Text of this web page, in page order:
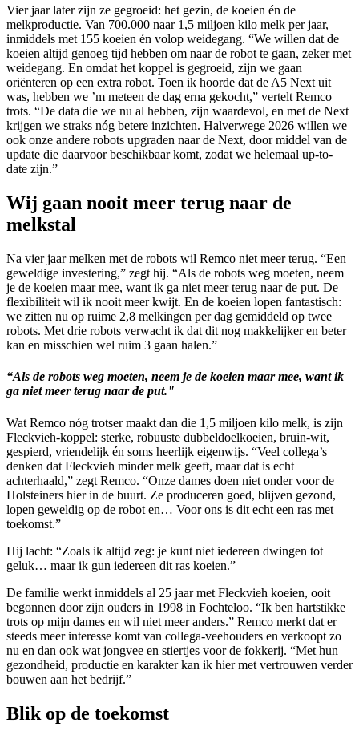
Vier jaar later zijn ze gegroeid: het gezin, de koeien én de
melkproductie. Van 700.000 naar 1,5 miljoen kilo melk per jaar,
inmiddels met 155 koeien én volop weidegang. “We willen dat de
koeien altijd genoeg tijd hebben om naar de robot te gaan, zeker met
weidegang. En omdat het koppel is gegroeid, zijn we gaan
oriënteren op een extra robot. Toen ik hoorde dat de A5 Next uit
was, hebben we ’m meteen de dag erna gekocht,” vertelt Remco
trots. “De data die we nu al hebben, zijn waardevol, en met de Next
krijgen we straks nóg betere inzichten. Halverwege 2026 willen we
ook onze andere robots upgraden naar de Next, door middel van de
update die daarvoor beschikbaar komt, zodat we helemaal up-to-
date zijn.”
Wij gaan nooit meer terug naar de
melkstal
Na vier jaar melken met de robots wil Remco niet meer terug. “Een
geweldige investering,” zegt hij. “Als de robots weg moeten, neem
je de koeien maar mee, want ik ga niet meer terug naar de put. De
flexibiliteit wil ik nooit meer kwijt. En de koeien lopen fantastisch:
we zitten nu op ruime 2,8 melkingen per dag gemiddeld op twee
robots. Met drie robots verwacht ik dat dit nog makkelijker en beter
kan en misschien wel ruim 3 gaan halen.”
“Als de robots weg moeten, neem je de koeien maar mee, want ik
ga niet meer terug naar de put."
Wat Remco nóg trotser maakt dan die 1,5 miljoen kilo melk, is zijn
Fleckvieh-koppel: sterke, robuuste dubbeldoelkoeien, bruin-wit,
gespierd, vriendelijk én soms heerlijk eigenwijs. “Veel collega’s
denken dat Fleckvieh minder melk geeft, maar dat is echt
achterhaald,” zegt Remco. “Onze dames doen niet onder voor de
Holsteiners hier in de buurt. Ze produceren goed, blijven gezond,
lopen geweldig op de robot en… Voor ons is dit echt een ras met
toekomst.”
Hij lacht: “Zoals ik altijd zeg: je kunt niet iedereen dwingen tot
geluk… maar ik gun iedereen dit ras koeien.”
De familie werkt inmiddels al 25 jaar met Fleckvieh koeien, ooit
begonnen door zijn ouders in 1998 in Fochteloo. “Ik ben hartstikke
trots op mijn dames en wil niet meer anders.” Remco merkt dat er
steeds meer interesse komt van collega-veehouders en verkoopt zo
nu en dan ook wat jongvee en stiertjes voor de fokkerij. “Met hun
gezondheid, productie en karakter kan ik hier met vertrouwen verder
bouwen aan het bedrijf.”
Blik op de toekomst